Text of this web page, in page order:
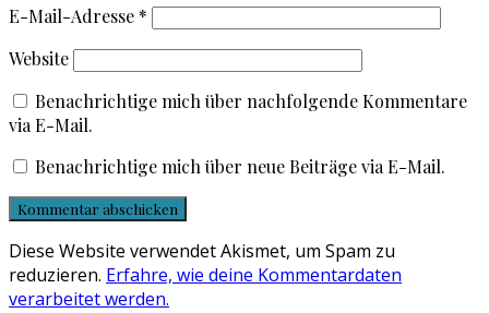
E-Mail-Adresse *
Website
Benachrichtige mich über nachfolgende Kommentare
via E-Mail.
Benachrichtige mich über neue Beiträge via E-Mail.
Diese Website verwendet Akismet, um Spam zu
reduzieren. Erfahre, wie deine Kommentardaten
verarbeitet werden.